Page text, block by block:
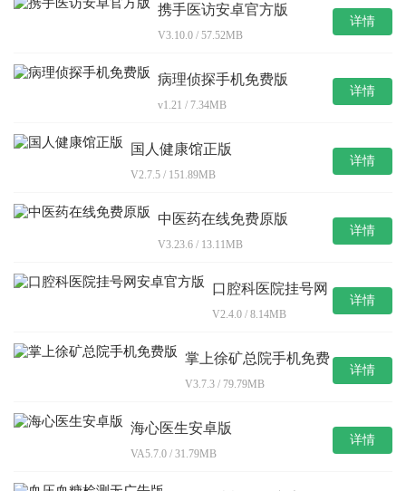
携手医访安卓官方版
V3.10.0 / 57.52MB
详情
病理侦探手机免费版
v1.21 / 7.34MB
详情
国人健康馆正版
V2.7.5 / 151.89MB
详情
中医药在线免费原版
V3.23.6 / 13.11MB
详情
口腔科医院挂号网
V2.4.0 / 8.14MB
详情
掌上徐矿总院手机免费
V3.7.3 / 79.79MB
详情
海心医生安卓版
VA5.7.0 / 31.79MB
详情